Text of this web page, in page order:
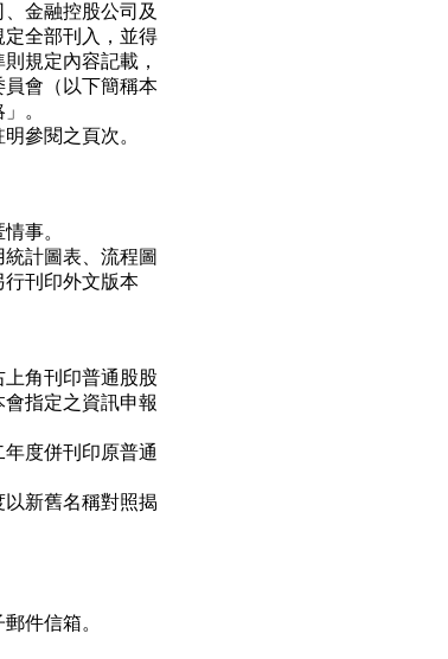
金融控股公司及
全部刊入，並得
規定內容記載，
會（以下簡稱本
。
參閱之頁次。
事。
計圖表、流程圖
刊印外文版本
角刊印普通股股
指定之資訊申報
。
度併刊印原普通
新舊名稱對照揭
郵件信箱。
。